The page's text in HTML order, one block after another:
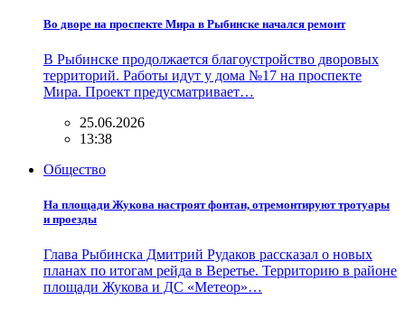
Во дворе на проспекте Мира в Рыбинске начался ремонт
В Рыбинске продолжается благоустройство дворовых
территорий. Работы идут у дома №17 на проспекте
Мира. Проект предусматривает…
25.06.2026
13:38
Общество
На площади Жукова настроят фонтан, отремонтируют тротуары
и проезды
Глава Рыбинска Дмитрий Рудаков рассказал о новых
планах по итогам рейда в Веретье. Территорию в районе
площади Жукова и ДС «Метеор»…